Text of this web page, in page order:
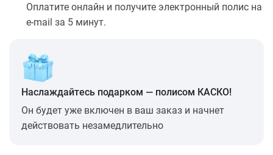
Оплатите онлайн и получите электронный полис на
e-mail за 5 минут.
Наслаждайтесь подарком — полисом КАСКО!
Он будет уже включен в ваш заказ и начнет
действовать незамедлительно